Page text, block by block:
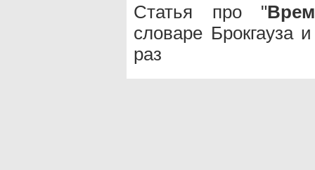
Статья про "
словаре Брокгауза
раз